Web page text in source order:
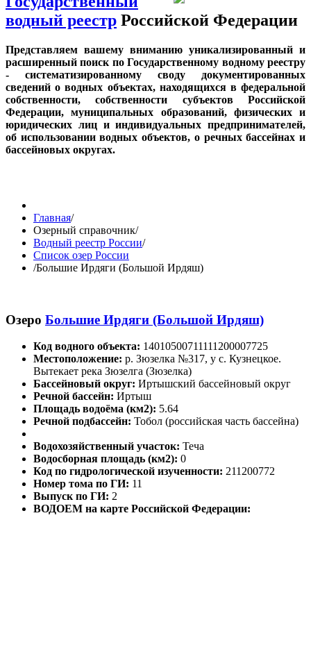
водный реестр Российской Федерации
Представляем вашему вниманию уникализированный и
расширенный поиск по Государственному водному реестру
- систематизированному своду документированных
сведений о водных объектах, находящихся в федеральной
собственности, собственности субъектов Российской
Федерации, муниципальных образований, физических и
юридических лиц и индивидуальных предпринимателей,
об использовании водных объектов, о речных бассейнах и
бассейновых округах.
Главная/
Озерный справочник/
Водный реестр России/
Список озер России
/Большие Ирдяги (Большой Ирдяш)
Озеро Большие Ирдяги (Большой Ирдяш)
Код водного объекта: 14010500711111200007725
Местоположение: р. Зюзелка №317, у с. Кузнецкое.
Вытекает река Зюзелга (Зюзелка)
Бассейновый округ: Иртышский бассейновый округ
Речной бассейн: Иртыш
Площадь водоёма (км2): 5.64
Речной подбассейн: Тобол (российская часть бассейна)
Водохозяйственный участок: Теча
Водосборная площадь (км2): 0
Код по гидрологической изученности: 211200772
Номер тома по ГИ: 11
Выпуск по ГИ: 2
ВОДОЕМ на карте Российской Федерации: